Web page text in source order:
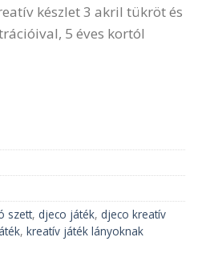
készlet 3 akril tükröt és
5 éves kortól
mennyiség
szett, djeco játék, djeco kreatív
, kreatív játék lányoknak